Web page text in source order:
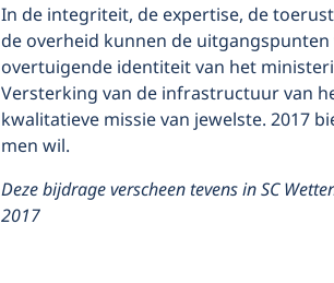
In de integriteit, de expertise, de
de overheid kunnen de
overtuigende identiteit van het
Versterking van de infrastructuur van
kwalitatieve missie van jewelste. 2017
men wil.
Deze bijdrage verscheen tevens in SC
2017